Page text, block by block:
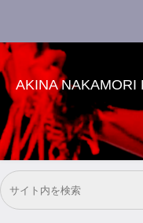
AKINA NAKAMORI